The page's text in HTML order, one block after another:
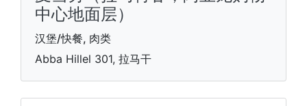
中心地面层）
汉堡/快餐, 肉类
Abba Hillel 301, 拉马干